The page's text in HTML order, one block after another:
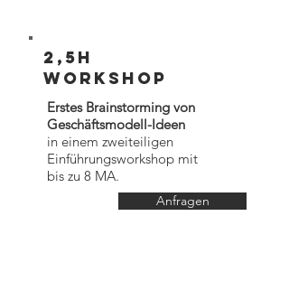
2,5h
Workshop
Erstes Brainstorming von
Geschäftsmodell-Ideen
in einem zweiteiligen
Einführungsworkshop mit
bis zu 8 MA.
Anfragen